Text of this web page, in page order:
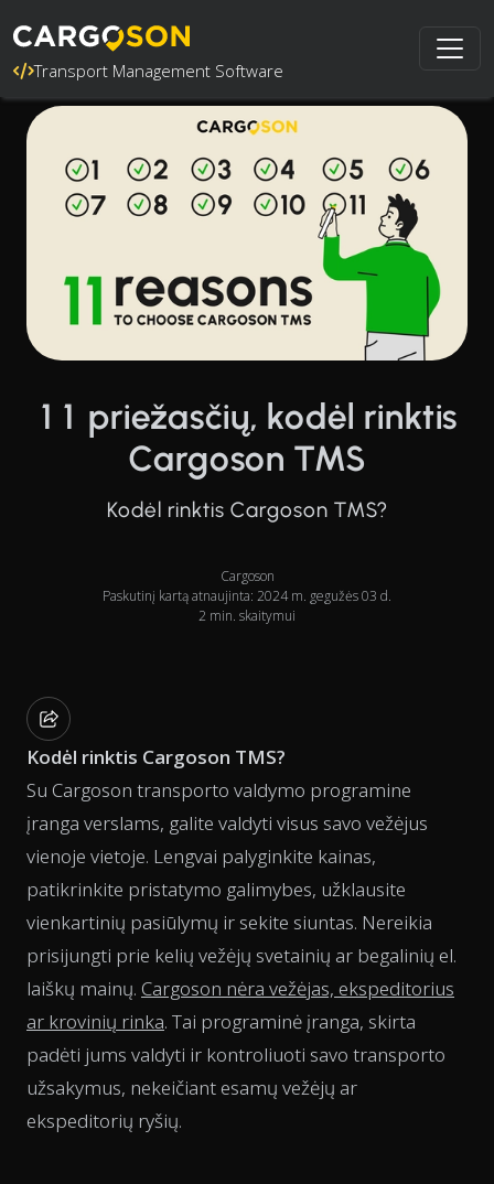
Transport Management Software
11 priežasčių, kodėl rinktis
Cargoson TMS
Kodėl rinktis Cargoson TMS?
Cargoson
Paskutinį kartą atnaujinta: 2024 m. gegužės 03 d.
2 min. skaitymui
Kodėl rinktis Cargoson TMS?
Su Cargoson transporto valdymo programine
įranga verslams, galite valdyti visus savo vežėjus
vienoje vietoje. Lengvai palyginkite kainas,
patikrinkite pristatymo galimybes, užklausite
vienkartinių pasiūlymų ir sekite siuntas. Nereikia
prisijungti prie kelių vežėjų svetainių ar begalinių el.
laiškų mainų. Cargoson nėra vežėjas, ekspeditorius
ar krovinių rinka. Tai programinė įranga, skirta
padėti jums valdyti ir kontroliuoti savo transporto
užsakymus, nekeičiant esamų vežėjų ar
ekspeditorių ryšių.